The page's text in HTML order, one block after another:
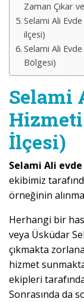
Zaman Çıkar
Selami Ali
ilçesi)
Selami Ali
Bölgesi)
Selami
İlçesi)
Selami Ali
ekibimiz
örneğinin
Herhangi bir
veya Üsküdar
çıkmakta
hizmet
ekipleri
Sonrasında da